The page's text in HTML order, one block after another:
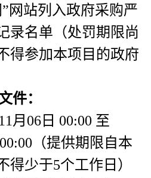
网站列入政府采购严
录名单（处罚期限尚
得参加本项目的政府
件：
月06日 00:00 至
（提供期限自本
得少于5个工作日）